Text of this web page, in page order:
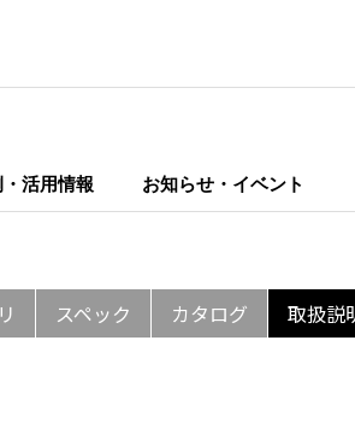
活用情報 お知らせ・イベント
スペック カタログ 取扱説